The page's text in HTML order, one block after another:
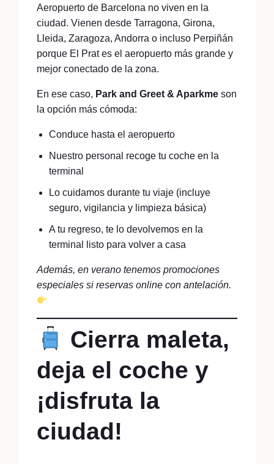
Aeropuerto de Barcelona no viven en la
ciudad. Vienen desde Tarragona, Girona,
Lleida, Zaragoza, Andorra o incluso Perpiñán
porque El Prat es el aeropuerto más grande y
mejor conectado de la zona.
En ese caso, Park and Greet & Aparkme son
la opción más cómoda:
Conduce hasta el aeropuerto
Nuestro personal recoge tu coche en la
terminal
Lo cuidamos durante tu viaje (incluye
seguro, vigilancia y limpieza básica)
A tu regreso, te lo devolvemos en la
terminal listo para volver a casa
Además, en verano tenemos promociones
especiales si reservas online con antelación.
Cierra maleta,
deja el coche y
¡disfruta la
ciudad!